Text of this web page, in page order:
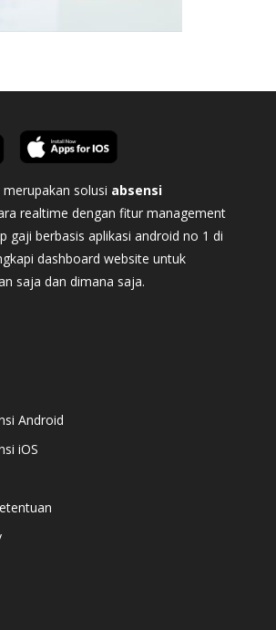
solusi absensi
realtime dengan fitur management
gaji berbasis aplikasi android no 1 di
dashboard website untuk
saja dan dimana saja.
Android
iOS